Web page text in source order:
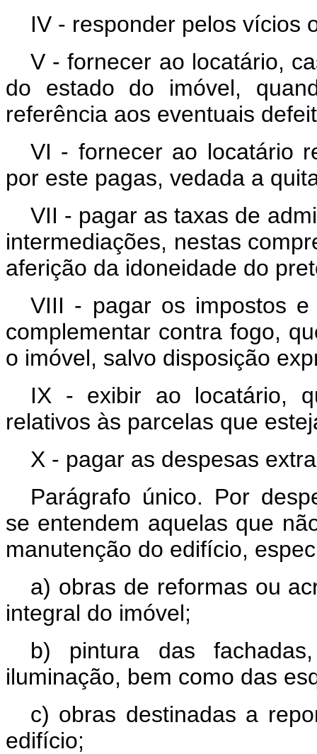
IV - responder pelos vícios
V - fornecer ao locatário,
do estado do imóvel,
referência aos eventuais
VI - fornecer ao locatário
por este pagas, vedada a
VII - pagar as taxas de
intermediações, nestas
aferição da idoneidade do
VIII - pagar os impostos
complementar contra fogo,
o imóvel, salvo disposição
IX - exibir ao locatário,
relativos às parcelas que
X - pagar as despesas
Parágrafo único. Por
se entendem aquelas que
manutenção do edifício,
a) obras de reformas ou
integral do imóvel;
b) pintura das
iluminação, bem como das
c) obras destinadas a
edifício;